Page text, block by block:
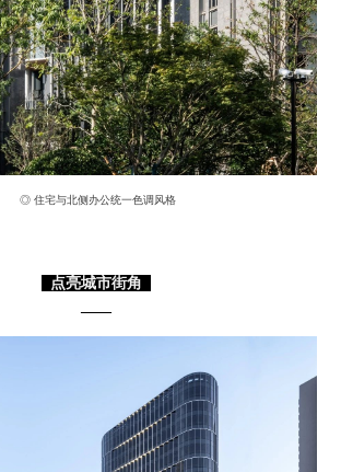
◎ 住宅与北侧办公统一色调风格
点亮城市街角
——